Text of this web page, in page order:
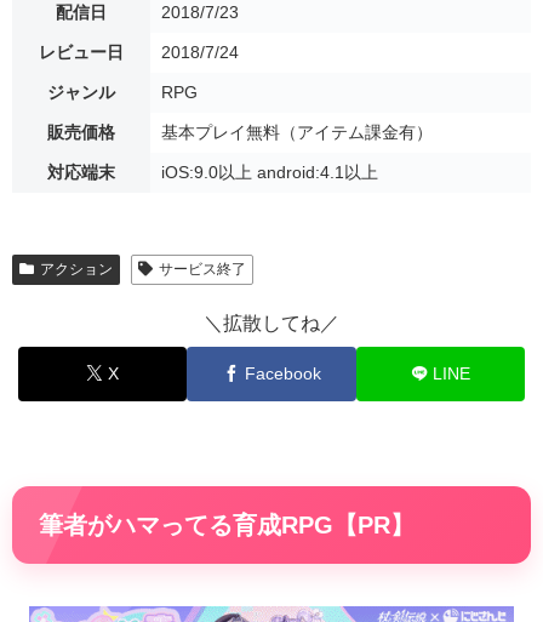
配信日 2018/7/23
レビュー日 2018/7/24
ジャンル RPG
販売価格 基本プレイ無料（アイテム課金有）
対応端末 iOS:9.0以上 android:4.1以上
アクション サービス終了
＼拡散してね／
X Facebook LINE
筆者がハマってる育成RPG【PR】